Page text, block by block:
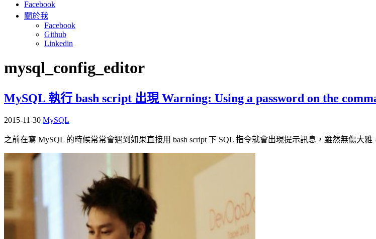
Facebook
關於我
Facebook
Github
Linkedin
mysql_config_editor
MySQL 執行 bash script 出現 Warning: Using a password on the
2015-11-30 MySQL
之前在寫 MySQL 的時候常常會遇到如果直接用 bash script 下 SQL 指令就會出現提示訊息，雖然無傷大雅